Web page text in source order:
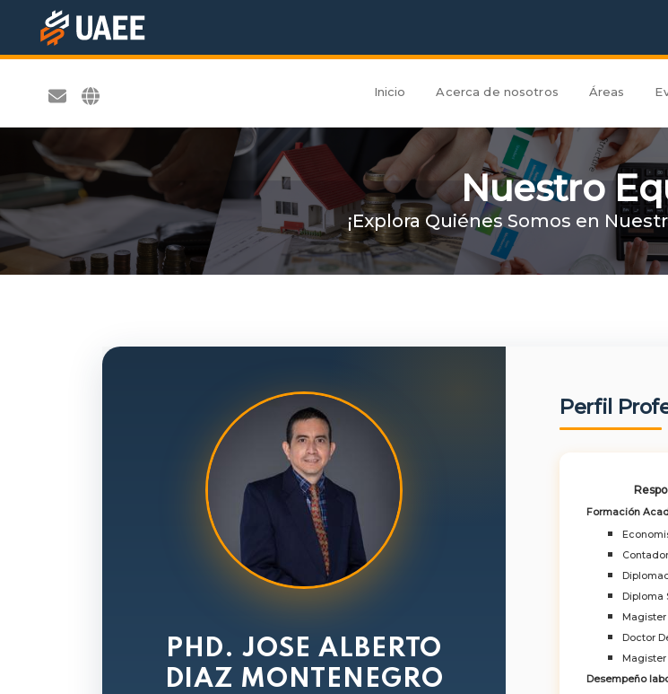
Inicio Acerca de nosotros Áreas
Nuestro
¡Explora Quiénes Somos en
PHD. JOSE ALBERTO
DIAZ MONTENEGRO
Perfil
Formación
Diploma
Magister
Doctor
Magister
Desempeño